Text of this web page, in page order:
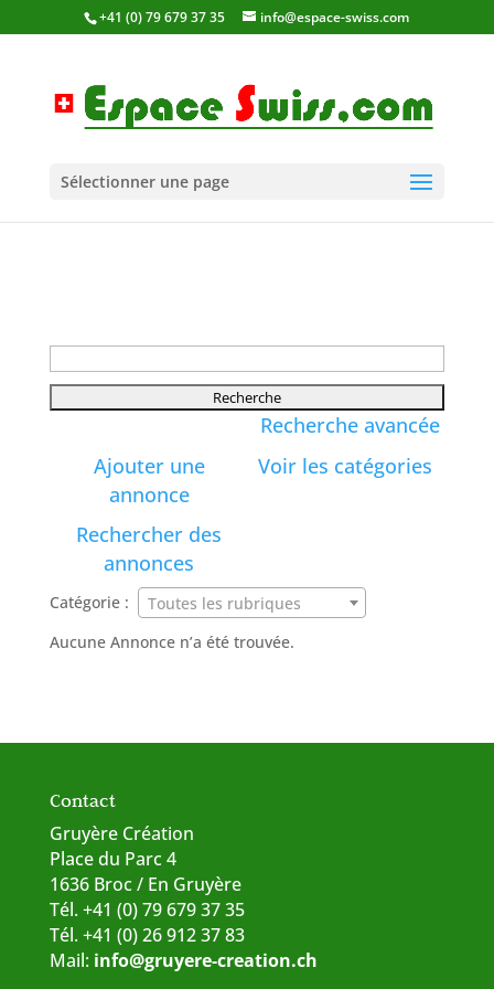
+41 (0) 79 679 37 35 info@espace-swiss.com
Sélectionner une page
Recherche avancée
Ajouter une
annonce
Voir les catégories
Rechercher des
annonces
Catégorie :
Toutes les rubriques
Aucune Annonce n’a été trouvée.
Contact
Gruyère Création
Place du Parc 4
1636 Broc / En Gruyère
Tél. +41 (0) 79 679 37 35
Tél. +41 (0) 26 912 37 83
Mail: info@gruyere-creation.ch